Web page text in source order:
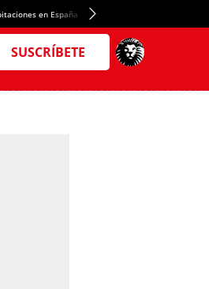
en España Crédito del Spotify Camp Nou